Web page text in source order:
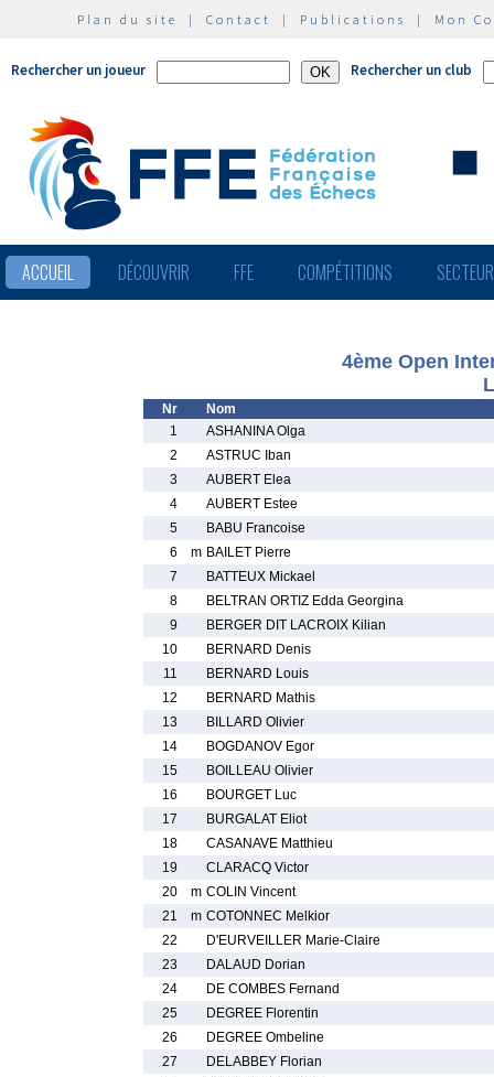
Plan du site | Contact | Publications | Mon
Rechercher un joueur Rechercher un club
ACCUEIL DÉCOUVRIR FFE COMPÉTITIONS
4ème Open
Nr
Nom
1
ASHANINA Olga
2
ASTRUC Iban
3
AUBERT Elea
4
AUBERT Estee
5
BABU Francoise
6
m BAILET Pierre
7
BATTEUX Mickael
8
BELTRAN ORTIZ Edda Georgina
9
BERGER DIT LACROIX Kilian
10
BERNARD Denis
11
BERNARD Louis
12
BERNARD Mathis
13
BILLARD Olivier
14
BOGDANOV Egor
15
BOILLEAU Olivier
16
BOURGET Luc
17
BURGALAT Eliot
18
CASANAVE Matthieu
19
CLARACQ Victor
20
m COLIN Vincent
21
m COTONNEC Melkior
22
D'EURVEILLER Marie-Claire
23
DALAUD Dorian
24
DE COMBES Fernand
25
DEGREE Florentin
26
DEGREE Ombeline
27
DELABBEY Florian